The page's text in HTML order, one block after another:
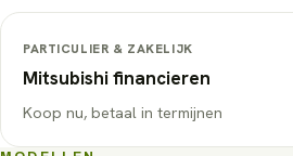
PARTICULIER & ZAKELIJK
Mitsubishi financieren
Koop nu, betaal in termijnen